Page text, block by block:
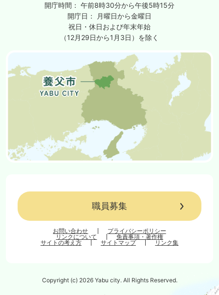
開庁時間： 午前8時30分から午後5時15分
開庁日：
月曜日から金曜日
祝日・休日および年末年始
（12月29日から1月3日）を除く
職員募集
お問い合わせ
プライバシーポリシー
リンクについて
免責事項・著作権
サイトの考え方
サイトマップ リンク集
Copyright (c) 2026 Yabu city. All Rights Reserved.